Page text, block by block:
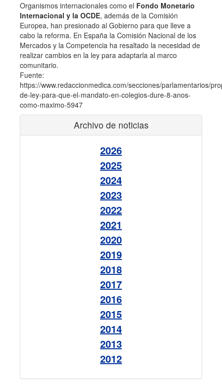
Organismos internacionales como el Fondo Monetario
Internacional y la OCDE, además de la Comisión
Europea, han presionado al Gobierno para que lleve a
cabo la reforma. En España la Comisión Nacional de los
Mercados y la Competencia ha resaltado la necesidad de
realizar cambios en la ley para adaptarla al marco
comunitario.
Fuente:
https://www.redaccionmedica.com/secciones/parlamentarios/
de-ley-para-que-el-mandato-en-colegios-dure-8-anos-
como-maximo-5947
Archivo de noticias
2026
2025
2024
2023
2022
2021
2020
2019
2018
2017
2016
2015
2014
2013
2012